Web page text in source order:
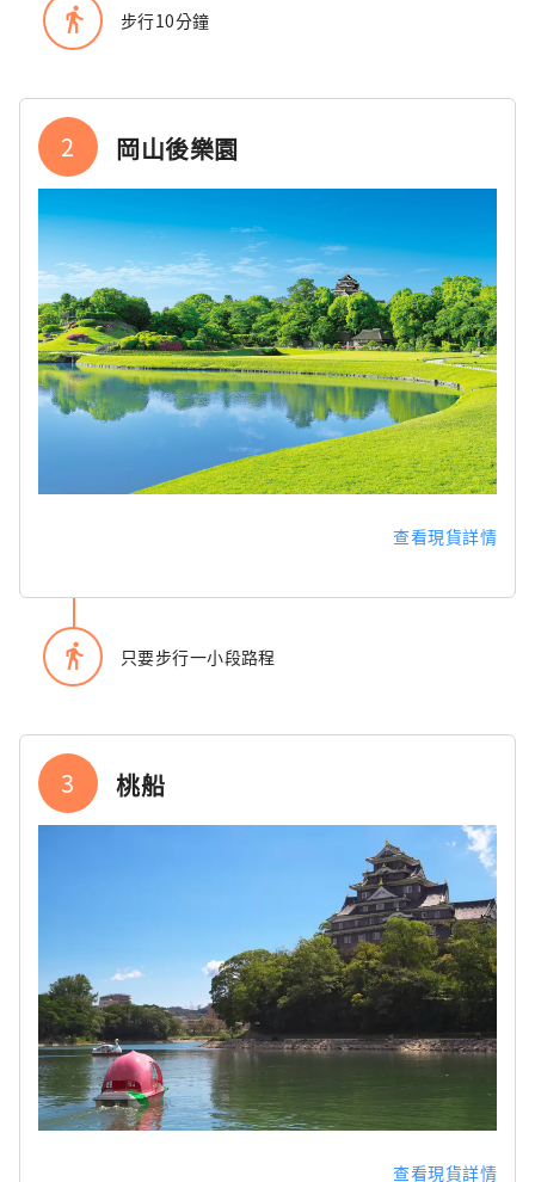
directions_walk 步行10分鐘
2 岡山後樂園
查看現貨詳情
directions_walk 只要步行一小段路程
3 桃船
查看現貨詳情